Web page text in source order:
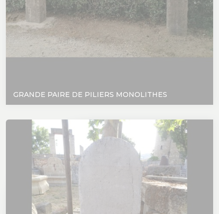
GRANDE PAIRE DE PILIERS MONOLITHES